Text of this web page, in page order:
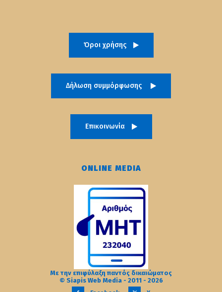
Όροι χρήσης
Δήλωση συμμόρφωσης
Επικοινωνία
ONLINE MEDIA
Με την επιφύλαξη παντός δικαιώματος
© Siapis Web Media - 2011 - 2026